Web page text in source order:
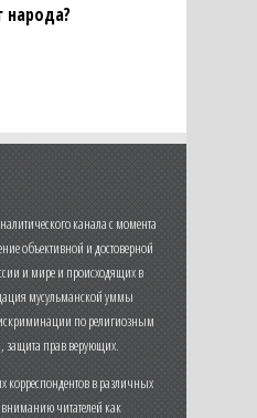
народа?
канала с момента
объективной и достоверной
и мире и происходящих в
мусульманской уммы
по религиозным
прав верующих.
корреспондентов в различных
вниманию читателей как